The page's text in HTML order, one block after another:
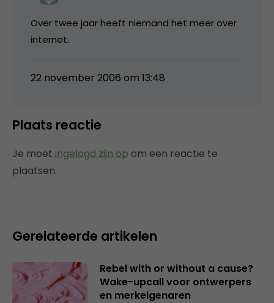
Over twee jaar heeft niemand het meer over
internet.
22 november 2006 om 13:48
Plaats reactie
Je moet ingelogd zijn op om een reactie te
plaatsen.
Gerelateerde artikelen
Rebel with or without a cause?
Wake-upcall voor ontwerpers
en merkeigenaren